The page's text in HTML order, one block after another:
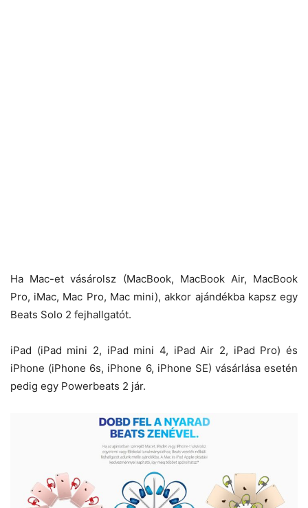
Ha Mac-et vásárolsz (MacBook, MacBook Air, MacBook
Pro, iMac, Mac Pro, Mac mini), akkor ajándékba kapsz egy
Beats Solo 2 fejhallgatót.
iPad (iPad mini 2, iPad mini 4, iPad Air 2, iPad Pro) és
iPhone (iPhone 6s, iPhone 6, iPhone SE) vásárlása esetén
pedig egy Powerbeats 2 jár.